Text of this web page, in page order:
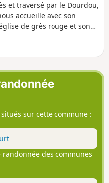
et traversé par le Dourdou,
accueille avec son
de grès rouge et son
par ce charmant
flamboyant à la pierre
sur cette commune :
randonnée des communes